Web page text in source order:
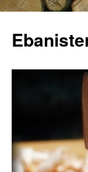
contenido